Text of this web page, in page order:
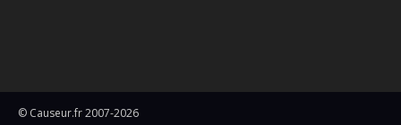
© Causeur.fr 2007-2026